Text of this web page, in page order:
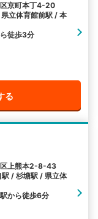
院名から探す
京町本丁4-20
立体育館前駅 / 本
徒歩3分
る
区上熊本2-8-43
/ 杉塘駅 / 県立体
から徒歩6分